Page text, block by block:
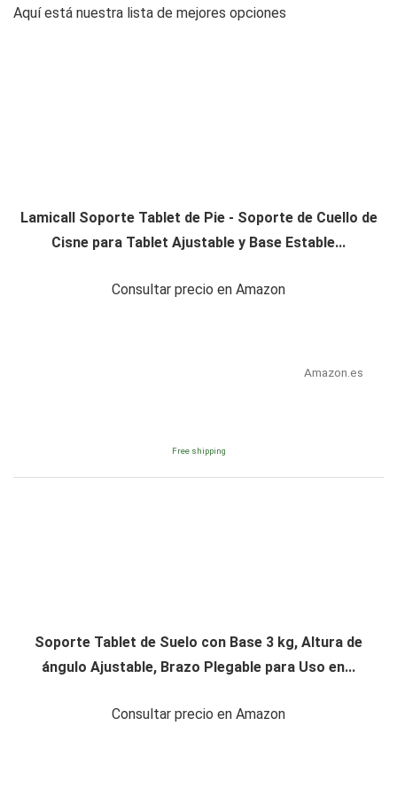
Aquí está nuestra lista de mejores opciones
Lamicall Soporte Tablet de Pie - Soporte de Cuello de
Cisne para Tablet Ajustable y Base Estable...
Consultar precio en Amazon
Amazon.es
Free shipping
Soporte Tablet de Suelo con Base 3 kg, Altura de
ángulo Ajustable, Brazo Plegable para Uso en...
Consultar precio en Amazon